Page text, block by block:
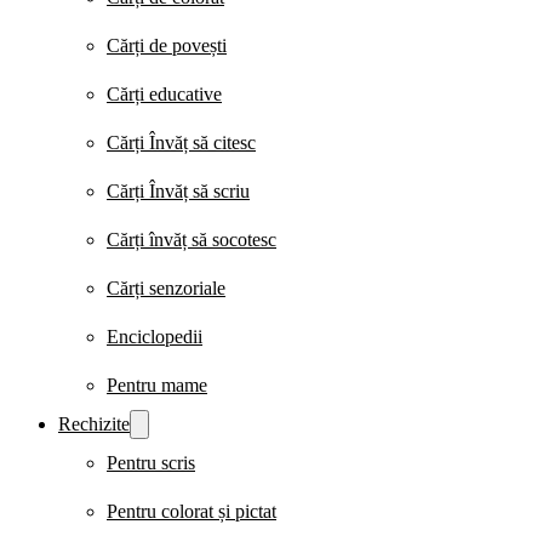
Cărți de povești
Cărți educative
Cărți Învăț să citesc
Cărți Învăț să scriu
Cărți învăț să socotesc
Cărți senzoriale
Enciclopedii
Pentru mame
Rechizite
Pentru scris
Pentru colorat și pictat